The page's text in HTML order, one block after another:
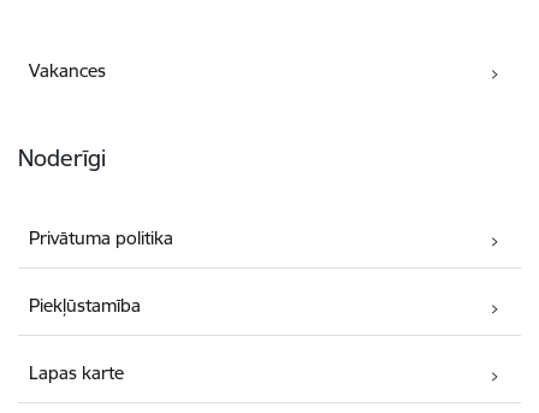
Vakances
Noderīgi
Privātuma politika
Piekļūstamība
Lapas karte